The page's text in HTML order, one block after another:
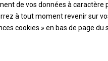
de vos données à caractère
à tout moment revenir sur
cookies » en bas de page du